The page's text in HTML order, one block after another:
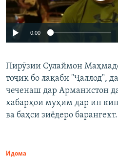
Auto 240p
720p
0:00
Пирӯзии Сулаймон
тоҷик бо лақаби "Ҷаллод",
чеченаш дар Арманистон
хабарҳои муҳим дар ин
ва баҳси зиёдеро барангехт.
Идома